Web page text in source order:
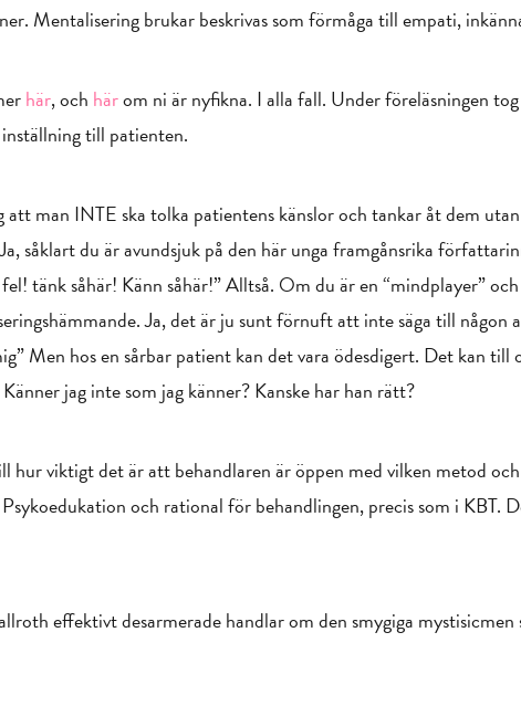
Mentalisering brukar beskrivas som förmåga till empati,
här, och härom ni är nyfikna. I alla fall. Under föreläsningen
till patienten.
man INTE ska tolka patientens känslor och tankar åt dem
såklart du är avundsjuk på den här unga framgånsrika
tänk såhär! Känn såhär!” Alltså. Om du är en “mindplayer”
Ja, det är ju sunt förnuft att inte säga till någon
Men hos en sårbar patient kan det vara ödesdigert. Det kan
jag inte som jag känner? Kanske har han rätt?
viktigt det är att behandlaren är öppen med vilken metod
och rational för behandlingen, precis som i KBT.
effektivt desarmerade handlar om den smygiga